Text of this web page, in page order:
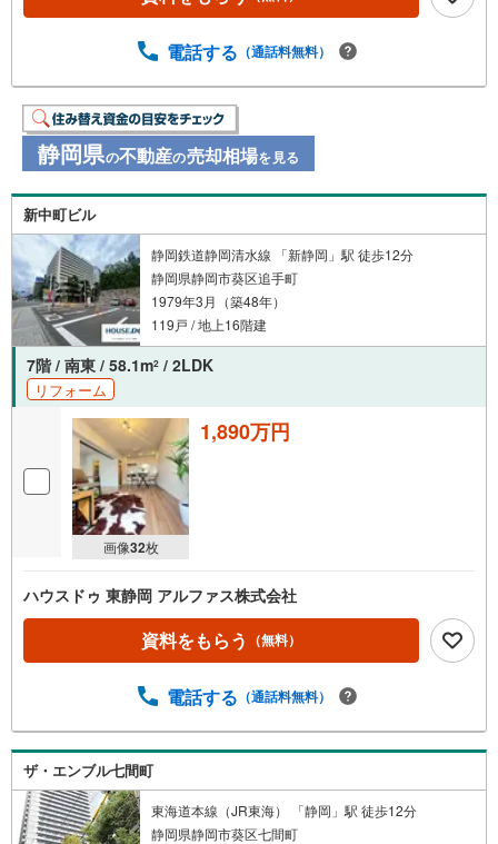
電話する （通話料無料）
静岡県の不動産の売却相場を見る
新中町ビル
静岡鉄道静岡清水線 「新静岡」駅 徒歩12分
静岡県静岡市葵区追手町
1979年3月（築48年）
119戸 / 地上16階建
7階 / 南東 / 58.1m2 / 2LDK
リフォーム
画像32枚
1,890万円
ハウスドゥ 東静岡 アルファス株式会社
資料をもらう （無料）
電話する （通話料無料）
ザ・エンブル七間町
東海道本線（JR東海） 「静岡」駅 徒歩12分
静岡県静岡市葵区七間町